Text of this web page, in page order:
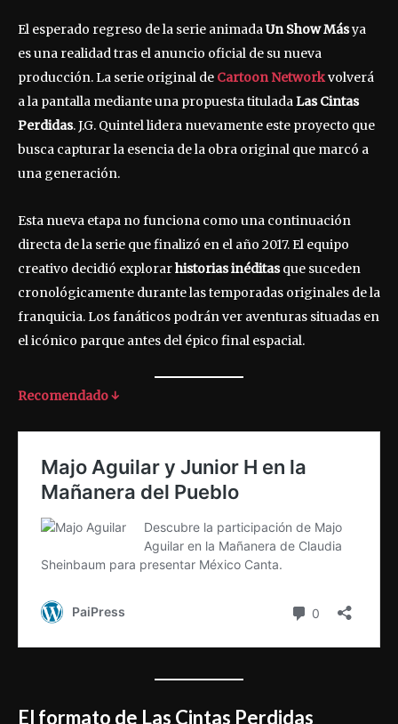
El esperado regreso de la serie animadaUn Show Másya
es una realidad tras el anuncio oficial de su nueva
producción. La serie original de Cartoon Networkvolverá
a la pantalla mediante una propuesta tituladaLas Cintas
Perdidas. J.G. Quintel lidera nuevamente este proyecto que
busca capturar la esencia de la obra original que marcó a
una generación.
Esta nueva etapa no funciona como una continuación
directa de la serie que finalizó en el año 2017. El equipo
creativo decidió explorarhistorias inéditasque suceden
cronológicamente durante las temporadas originales de la
franquicia. Los fanáticos podrán ver aventuras situadas en
el icónico parque antes del épico final espacial.
Recomendado ↓
El formato de Las Cintas Perdidas